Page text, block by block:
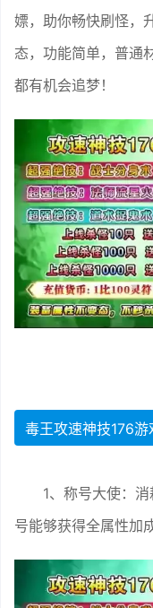
嫖，助你畅快刷怪，
态，功能简单，普通
都有机会追梦！
毒王攻速神技176
1、称号大使：
号能够获得全属性加